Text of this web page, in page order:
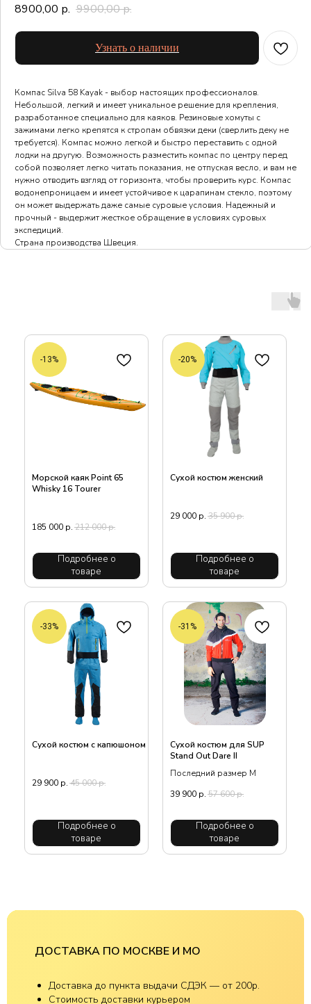
8900,00 р. 9900,00р.
Узнать о наличии
Компас Silva 58 Kayak - выбор настоящих профессионалов.
Небольшой, легкий и имеет уникальное решение для крепления,
разработанное специально для каяков. Резиновые хомуты с
зажимами легко крепятся к стропам обвязки деки (сверлить деку не
требуется). Компас можно легкой и быстро переставить с одной
лодки на другую. Возможность разместить компас по центру перед
собой позволяет легко читать показания, не отпуская весло, и вам не
нужно отводить взгляд от горизонта, чтобы проверить курс. Компас
водонепроницаем и имеет устойчивое к царапинам стекло, поэтому
он может выдержать даже самые суровые условия. Надежный и
прочный - выдержит жесткое обращение в условиях суровых
экспедиций.
Страна производства Швеция.
-13%
Морской каяк Point 65
Whisky 16 Tourer
185 000 р. 212 000р.
Подробнее о
товаре
-20%
Сухой костюм женский
29 000 р. 35 900р.
Подробнее о
товаре
-33%
Сухой костюм c капюшоном
29 900 р. 45 000р.
Подробнее о
товаре
-31%
Сухой костюм для SUP
Stand Out Dare II
Последний размер М
39 900 р. 57 600р.
Подробнее о
товаре
ДОСТАВКА ПО МОСКВЕ И МО
Доставка до пункта выдачи СДЭК — от 200р.
Стоимость доставки курьером